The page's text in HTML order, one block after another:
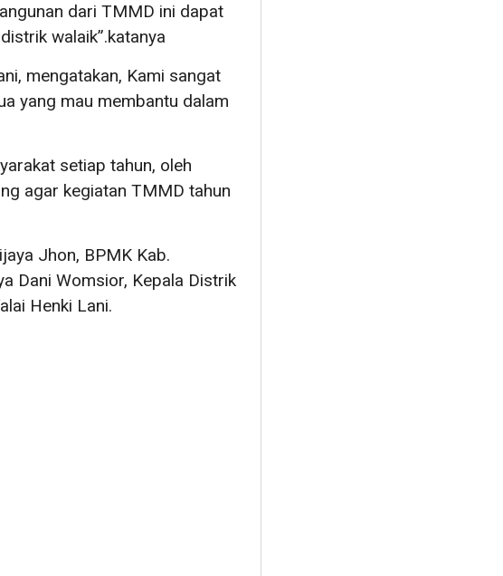
dari TMMD ini dapat
walaik”.katanya
mengatakan, Kami sangat
yang mau membantu dalam
setiap tahun, oleh
agar kegiatan TMMD tahun
Jhon, BPMK Kab.
Dani Womsior, Kepala Distrik
Henki Lani.